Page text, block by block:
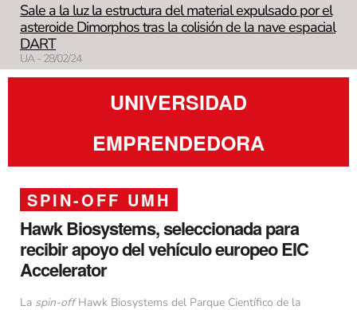
Sale a la luz la estructura del material expulsado por el
asteroide Dimorphos tras la colisión de la nave espacial
DART
UA - 28/02/24
UNIVERSIDAD
EMPRENDEDORA
SPIN-OFF UMH
Hawk Biosystems, seleccionada para
recibir apoyo del vehículo europeo EIC
Accelerator
La spin-offHawk Biosystems del Parque Científico de la